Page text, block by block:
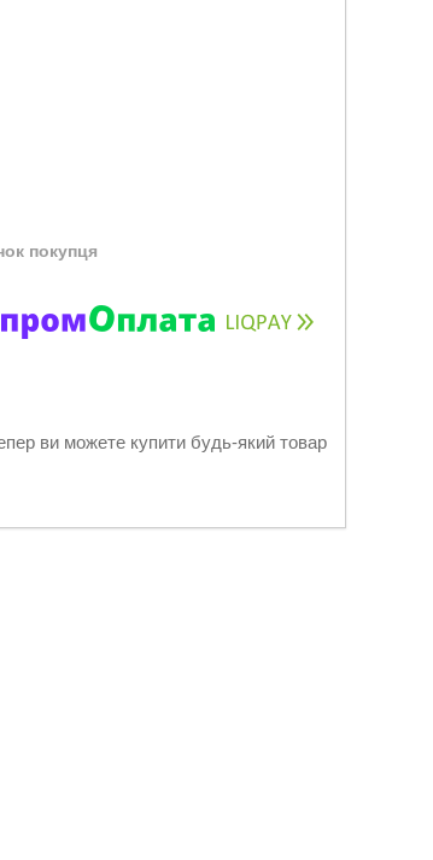
покупця
ви можете купити будь-який товар